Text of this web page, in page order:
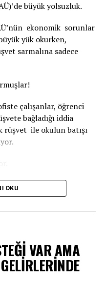
büyük yolsuzluk.
ekonomik sorunlar
yük okurken,
sarmalına sadece
çalışanlar, öğrenci
bağladığı iddia
rüşvet ile okulun batışı
de
OKU
VAR AMA